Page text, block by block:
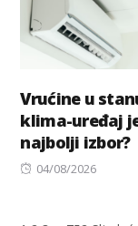
Vrućine u
klima-uređaj
najbolji izbor?
Posted
04/08/2026